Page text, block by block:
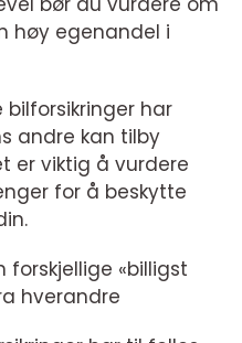
høy egenandel i
bilforsikringer har
andre kan tilby
er viktig å vurdere
for å beskytte
forskjellige «billigst
hverandre